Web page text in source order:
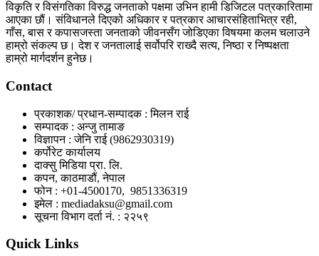
विकृति र विसंगतिका विरुद्ध जनताको पक्षमा उभिन हामी डिजिटल पत्रकारितामा
आएका छौं। संविधानले दिएको अधिकार र पत्रकार आचारसंहिताभित्र रही,
गाँस, बास र कपासजस्ता जनताको जीवनसँग जोडिएका विषयमा कलम चलाउने
हाम्रो संकल्प छ। देश र जनतालाई सर्वोपरि राख्दै सत्य, निष्ठा र निष्पक्षता
हाम्रो मार्गदर्शन हुनेछ।
Contact
प्रकाशक/ प्रधान-सम्पादक : मिलन राई
सम्पादक : अन्जु तामाङ
विज्ञापन : जेनि राई (9862930319)
कर्पोरेट कार्यालय
दाक्सु मिडिया प्रा. लि.
कपन, काठमाडौं, नेपाल
फोन : +01-4500170, 9851336319
इमेल : mediadaksu@gmail.com
सूचना विभाग दर्ता नं. : २२५९
Quick Links